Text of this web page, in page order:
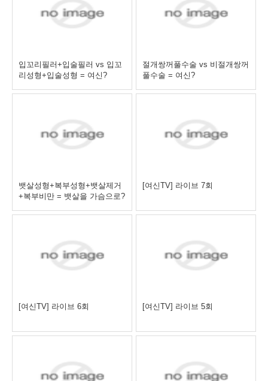
입꼬리필러+입술필러 vs 입꼬
리성형+입술성형 = 여신?
절개쌍꺼풀수술 vs 비절개쌍꺼
풀수술 = 여신?
뱃살성형+복부성형+뱃살제거
+복부비만 = 뱃살을 가슴으로?
[여신TV] 라이브 7회
[여신TV] 라이브 6회 [여신TV] 라이브 5회